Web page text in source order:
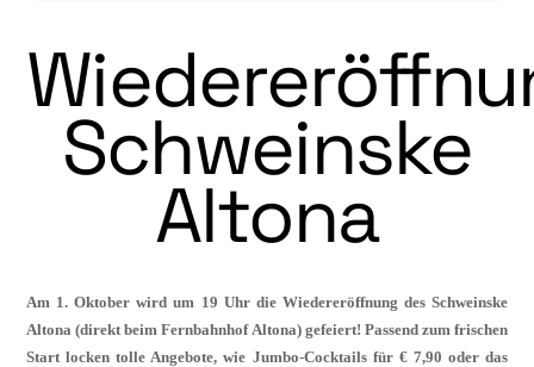
Schweinske
Altona
Am 1. Oktober wirdum 19 Uhr die Wiedereröffnung des Schweinske
Altona (direkt beim Fernbahnhof Altona) gefeiert! Passend zum frischen
Start locken tolle Angebote, wie Jumbo-Cocktails für € 7,90 oder das